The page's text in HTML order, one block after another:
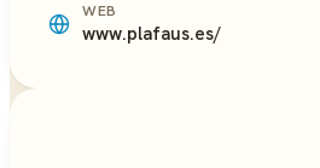
WEB
www.plafaus.es/